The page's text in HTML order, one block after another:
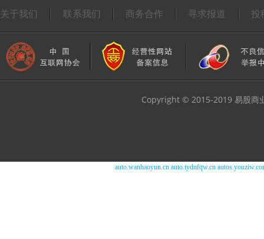
关于我们 联系我们 商务合作 寻求报道 投
Copyright © 2015-2019 易股商
auto.wanhaoyun.cn auto.tydnfqw.cn